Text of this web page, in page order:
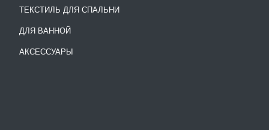
ТЕКСТИЛЬ ДЛЯ СПАЛЬНИ
ДЛЯ ВАННОЙ
АКСЕССУАРЫ